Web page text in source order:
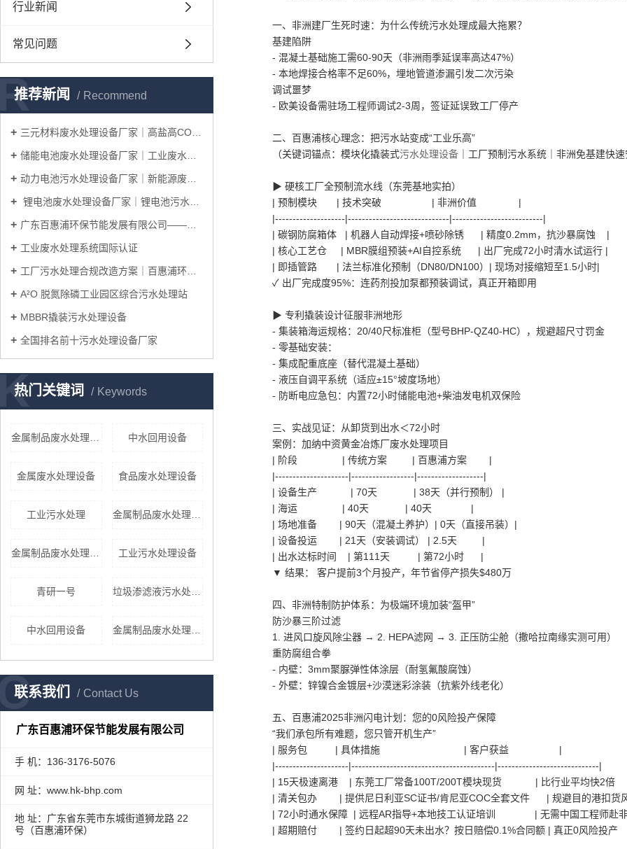
行业新闻
常见问题
推荐新闻 Recommend
三元材料废水处理设备厂家｜高盐高COD废水处理工艺
储能电池废水处理设备厂家｜工业废水处理系统整体解决方案
动力电池污水处理设备厂家｜新能源废水处理工艺解决方案
锂电池废水处理设备厂家｜锂电池污水处理工艺及整体解决方案
广东百惠浦环保节能发展有限公司——邀您共赴IICIE国际集成电路创新博览会
工业废水处理系统国际认证
工厂污水处理合规改造方案｜百惠浦环保一站式完成厂区达标升级
A²O 脱氮除磷工业园区综合污水处理站
MBBR撬装污水处理设备
全国排名前十污水处理设备厂家
热门关键词 Keywords
金属制品废水处理设备报价 中水回用设备
金属废水处理设备 食品废水处理设备
工业污水处理 金属制品废水处理设备报价
金属制品废水处理设备 工业污水处理设备
青研一号 垃圾渗滤液污水处理设备
中水回用设备 金属制品废水处理设备厂家
联系我们 Contact Us
广东百惠浦环保节能发展有限公司
手 机：136-3176-5076
网 址：www.hk-bhp.com
地 址：广东省东莞市东城街道狮龙路 22
号（百惠浦环保）
一、非洲建厂生死时速：为什么传统污水处理成最大拖累？
基建陷阱
- 混凝土基础施工需60-90天（非洲雨季延误率高达47%）
- 本地焊接合格率不足60%，埋地管道渗漏引发二次污染
调试噩梦
- 欧美设备需驻场工程师调试2-3周，签证延误致工厂停产
二、百惠浦核心理念：把污水站变成“工业乐高”
（关键词锚点：模块化撬装式污水处理设备 ｜工厂预制污水系统｜非洲免基建快
▶ 硬核工厂全预制流水线（东莞基地实拍）
| 预制模块 | 技术突破 | 非洲价值 |
|--------------------|-----------------------------|--------------------------|
| 碳钢防腐箱体 | 机器人自动焊接+喷砂除锈 | 精度0.2mm，抗沙暴腐蚀 |
| 核心工艺仓 | MBR膜组预装+AI自控系统 | 出厂完成72小时清水试运行 |
| 即插管路 | 法兰标准化预制（DN80/DN100）| 现场对接缩短至1.5小时|
✓ 出厂完成度95%：连药剂投加泵都预装调试，真正开箱即用
▶ 专利撬装设计征服非洲地形
- 集装箱海运规格：20/40尺标准柜（型号BHP-QZ40-HC），规避超尺寸罚金
- 零基础安装：
- 集成配重底座（替代混凝土基础）
- 液压自调平系统（适应±15°坡度场地）
- 防断电应急包：内置72小时储能电池+柴油发电机双保险
三、实战见证：从卸货到出水＜72小时
案例：加纳中资黄金冶炼厂废水处理项目
| 阶段 | 传统方案 | 百惠浦方案 |
|---------------------|------------------|-------------------|
| 设备生产 | 70天 | 38天（并行预制） |
| 海运 | 40天 | 40天 |
| 场地准备 | 90天（混凝土养护）| 0天（直接吊装）|
| 设备投运 | 21天（安装调试） | 2.5天 |
| 出水达标时间 | 第111天 | 第72小时 |
▼ 结果： 客户提前3个月投产，年节省停产损失$480万
四、非洲特制防护体系：为极端环境加装“盔甲”
防沙暴三阶过滤
1. 进风口旋风除尘器 → 2. HEPA滤网 → 3. 正压防尘舱（撒哈拉南缘实测可用）
重防腐组合拳
- 内壁：3mm聚脲弹性体涂层（耐氢氟酸腐蚀）
- 外壁：锌镍合金镀层+沙漠迷彩涂装（抗紫外线老化）
五、百惠浦2025非洲闪电计划：您的0风险投产保障
“我们承包所有难题，您只管开机生产”
| 服务包 | 具体措施 | 客户获益 |
|---------------------|-----------------------------------------|-----------------------------|
| 15天极速离港 | 东莞工厂常备100T/200T模块现货 | 比行业平均
| 清关包办 | 提供尼日利亚SC证书/肯尼亚COC全套文件 | 规避目的
| 72小时通水保障 | 远程AR指导+本地技工认证培训 | 无需中国工
| 超期赔付 | 签约日起超90天未出水？按日赔偿0.1%合同额 | 真正0